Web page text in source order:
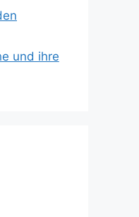
und ihre